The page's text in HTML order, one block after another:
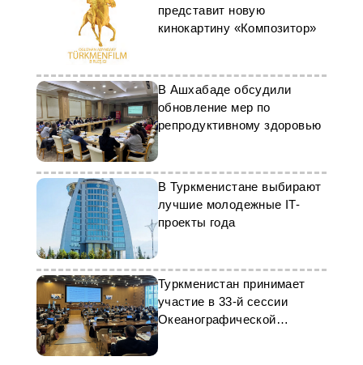
представит новую
кинокартину «Композитор»
В Ашхабаде обсудили
обновление мер по
репродуктивному здоровью
В Туркменистане выбирают
лучшие молодежные IT-
проекты года
Туркменистан принимает
участие в 33-й сессии
Океанографической
комиссии ЮНЕСКО